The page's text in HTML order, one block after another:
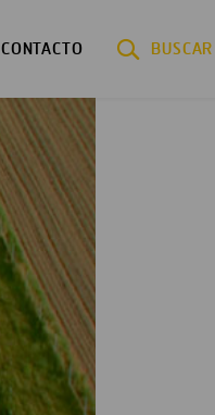
CONTACTO BUSCAR